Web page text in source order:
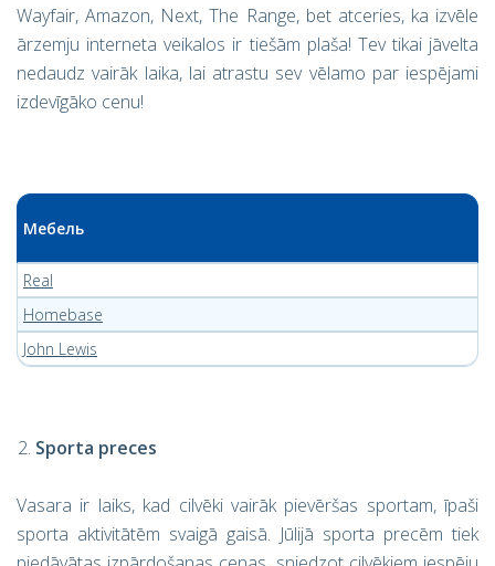
Wayfair, Amazon, Next, The Range, bet atceries, ka izvēle
ārzemju interneta veikalos ir tiešām plaša! Tev tikai jāvelta
nedaudz vairāk laika, lai atrastu sev vēlamo par iespējami
izdevīgāko cenu!
Мебель
Real
Homebase
John Lewis
Sporta preces
Vasara ir laiks, kad cilvēki vairāk pievēršas sportam, īpaši
sporta aktivitātēm svaigā gaisā. Jūlijā sporta precēm tiek